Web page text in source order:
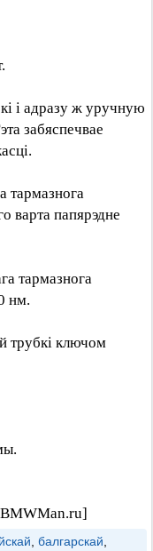
і адразу ж уручную
забяспечвае
тармазнога
варта папярэдне
тармазнога
нм.
трубкі ключом
BMWMan.ru]
балгарскай